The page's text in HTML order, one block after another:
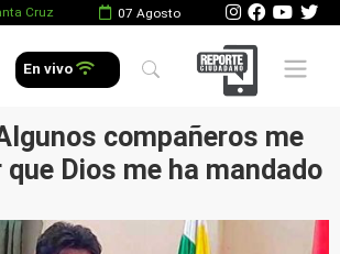
Cruz 07 Agosto
En vivo Mobile
compañeros me
que Dios me ha mandado